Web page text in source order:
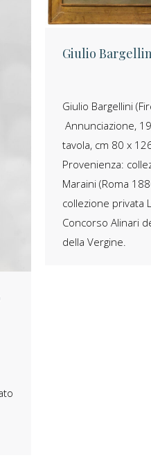
Giulio
Giulio Bargellini
Annunciazione,
tavola, cm 80 x
Provenienza:
Maraini (Roma
collezione privata
Concorso Alinari
della Vergine.